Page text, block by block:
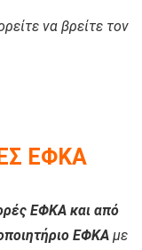
να βρείτε τον
ΕΦΚΑ
ΕΦΚΑ και από
ΕΦΚΑ με